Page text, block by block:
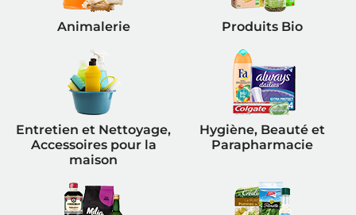
Animalerie Produits Bio
Entretien et Nettoyage,
Accessoires pour la
maison
Hygiène, Beauté et
Parapharmacie